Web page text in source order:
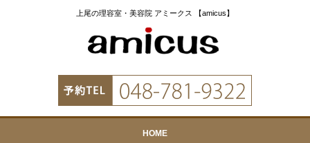
上尾の理容室・美容院 アミークス 【amicus】
HOME